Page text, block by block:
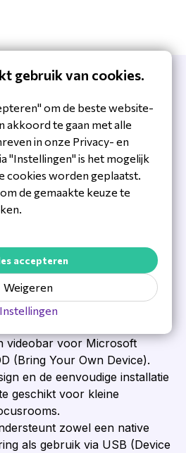
past perfect bij de
videobar voor Microsoft
(Bring Your Own Device).
en de eenvoudige installatie
geschikt voor kleine
zowel een native
als gebruik via USB (Device
gebruik van cookies.
om de beste website-
akkoord te gaan met alle
in onze Privacy- en
"Instellingen" is het mogelijk
cookies worden geplaatst.
de gemaakte keuze te
Instellingen
Weigeren
accepteren